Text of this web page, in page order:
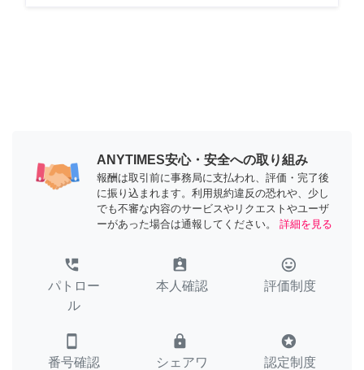
ANYTIMES安心・安全への取り組み
報酬は取引前に事務局に支払われ、評価・完了後
に振り込まれます。利用規約違反の恐れや、少し
でも不審な内容のサービスやリクエストやユーザ
ーがあった場合は通報してください。
詳細を見る
perm_phone_msg
パトロー
ル
assignment_ind
本人確認
tag_faces
評価制度
smartphone
番号確認
lock
シェアワ
stars
認定制度